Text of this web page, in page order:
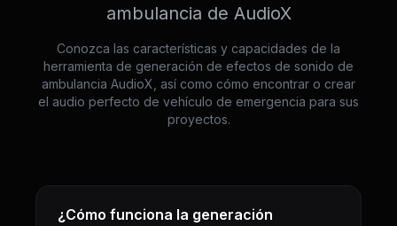
ambulancia de AudioX
Conozca las características y capacidades de la
herramienta de generación de efectos de sonido de
ambulancia AudioX, así como cómo encontrar o crear
el audio perfecto de vehículo de emergencia para sus
proyectos.
¿Cómo funciona la generación